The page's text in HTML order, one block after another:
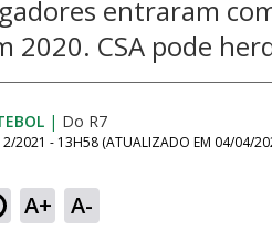
entraram
2020. CSA pode
| Do R7
2021 - 13H58 (ATUALIZADO EM 04/04/
A+ A-